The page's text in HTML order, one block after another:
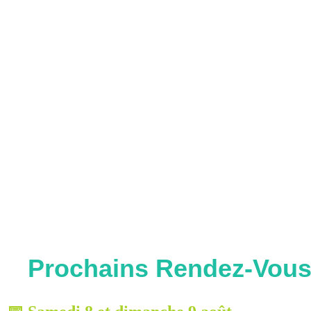
Prochains Rendez-